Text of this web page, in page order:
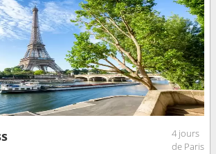
4 jours
de Paris